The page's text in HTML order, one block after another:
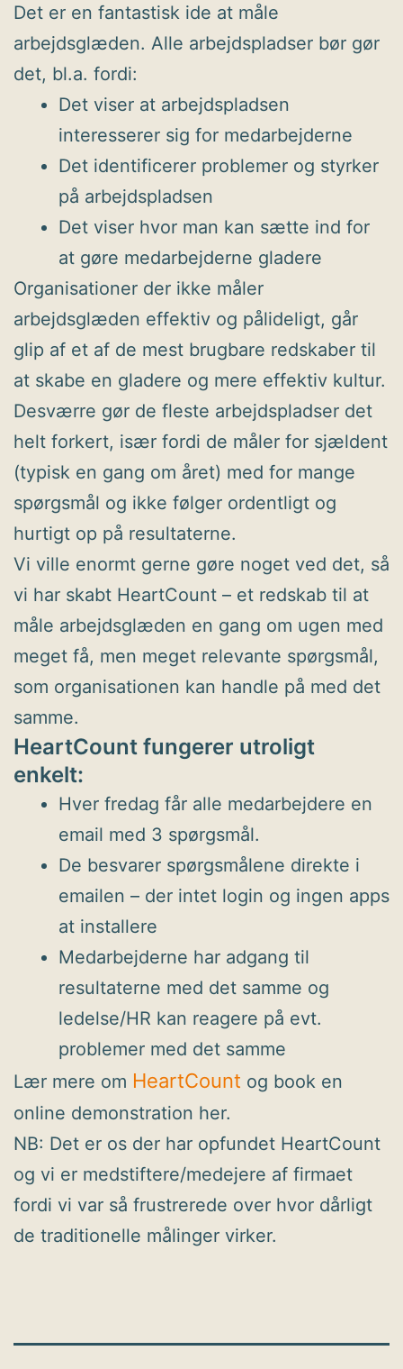
Det er en fantastisk ide at måle
arbejdsglæden. Alle arbejdspladser bør gør
det, bl.a. fordi:
Det viser at arbejdspladsen
interesserer sig for medarbejderne
Det identificerer problemer og styrker
på arbejdspladsen
Det viser hvor man kan sætte ind for
at gøre medarbejderne gladere
Organisationer der ikke måler
arbejdsglæden effektiv og pålideligt, går
glip af et af de mest brugbare redskaber til
at skabe en gladere og mere effektiv kultur.
Desværre gør de fleste arbejdspladser det
helt forkert, især fordi de måler for sjældent
(typisk en gang om året) med for mange
spørgsmål og ikke følger ordentligt og
hurtigt op på resultaterne.
Vi ville enormt gerne gøre noget ved det, så
vi har skabt HeartCount – et redskab til at
måle arbejdsglæden en gang om ugen med
meget få, men meget relevante spørgsmål,
som organisationen kan handle på med det
samme.
HeartCount fungerer utroligt
enkelt:
Hver fredag får alle medarbejdere en
email med 3 spørgsmål.
De besvarer spørgsmålene direkte i
emailen – der intet login og ingen apps
at installere
Medarbejderne har adgang til
resultaterne med det samme og
ledelse/HR kan reagere på evt.
problemer med det samme
Lær mere om HeartCount og book en
online demonstration her.
NB: Det er os der har opfundet HeartCount
og vi er medstiftere/medejere af firmaet
fordi vi var så frustrerede over hvor dårligt
de traditionelle målinger virker.